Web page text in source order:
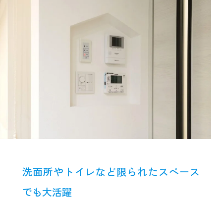
洗面所やトイレなど限られたスペース
でも大活躍